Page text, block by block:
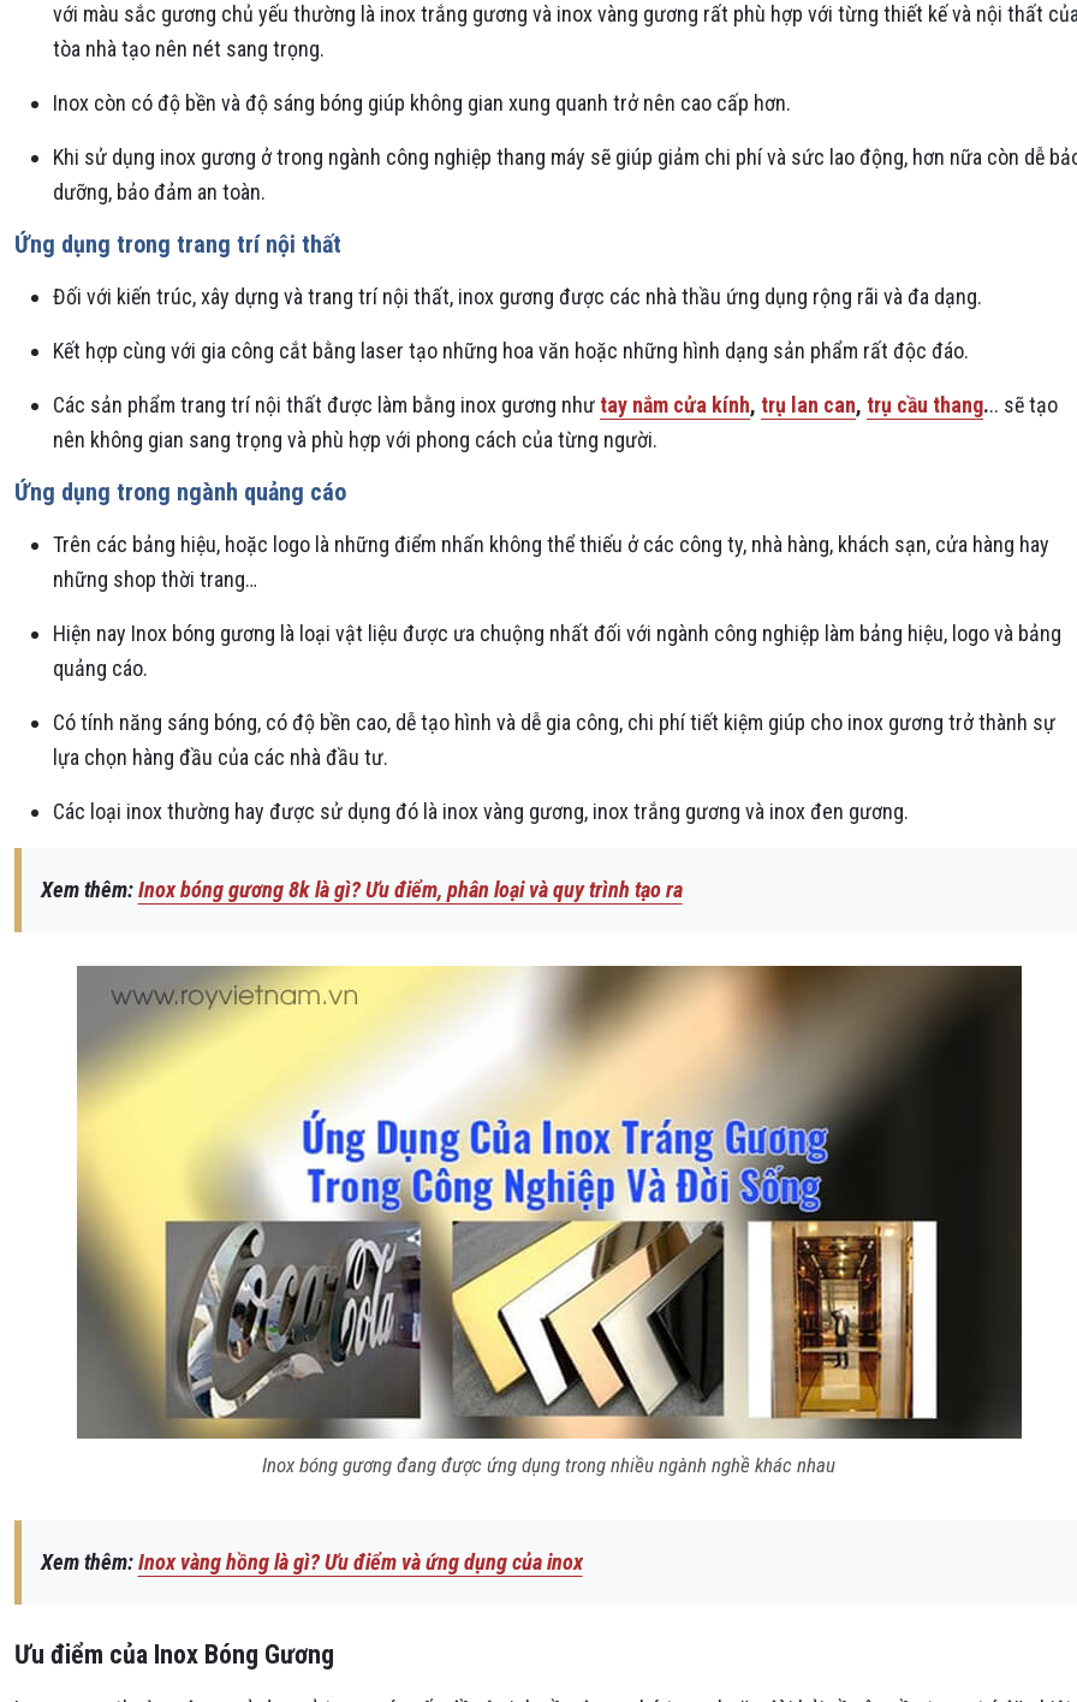
với màu sắc gương chủ yếu thường là inox trắng gương và inox vàng gương rất phù hợp với từng thiết kế và nội thất
tòa nhà tạo nên nét sang trọng.
Inox còn có độ bền và độ sáng bóng giúp không gian xung quanh trở nên cao cấp hơn.
Khi sử dụng inox gương ở trong ngành công nghiệp thang máy sẽ giúp giảm chi phí và sức lao động, hơn nữa còn dễ
dưỡng, bảo đảm an toàn.
Ứng dụng trong trang trí nội thất
Đối với kiến trúc, xây dựng và trang trí nội thất, inox gương được các nhà thầu ứng dụng rộng rãi và đa dạng.
Kết hợp cùng với gia công cắt bằng laser tạo những hoa văn hoặc những hình dạng sản phẩm rất độc đáo.
Các sản phẩm trang trí nội thất được làm bằng inox gương nhưtay nắm cửa kính, trụ lan can, trụ cầu thang... sẽ tạo
nên không gian sang trọng và phù hợp với phong cách của từng người.
Ứng dụng trong ngành quảng cáo
Trên các bảng hiệu, hoặc logo là những điểm nhấn không thể thiếu ở các công ty, nhà hàng, khách sạn, cửa hàng hay
những shop thời trang…
Hiện nay Inox bóng gương là loại vật liệu được ưa chuộng nhất đối với ngành công nghiệp làm bảng hiệu, logo và bảng
quảng cáo.
Có tính năng sáng bóng, có độ bền cao, dễ tạo hình và dễ gia công, chi phí tiết kiệm giúp cho inox gương trở thành sự
lựa chọn hàng đầu của các nhà đầu tư.
Các loại inox thường hay được sử dụng đó là inox vàng gương, inox trắng gương và inox đen gương.
Xem thêm:Inox bóng gương 8k là gì? Ưu điểm, phân loại và quy trình tạo ra
Inox bóng gương đang được ứng dụng trong nhiều ngành nghề khác nhau
Xem thêm:Inox vàng hồng là gì? Ưu điểm và ứng dụng của inox
Ưu điểm của Inox Bóng Gương